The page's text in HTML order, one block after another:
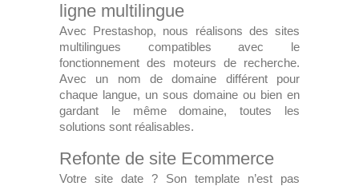
ligne multilingue
Avec Prestashop, nous réalisons des sites
multilingues compatibles avec le
fonctionnement des moteurs de recherche.
Avec un nom de domaine différent pour
chaque langue, un sous domaine ou bien en
gardant le même domaine, toutes les
solutions sont réalisables.
Refonte de site Ecommerce
Votre site date ? Son template n’est pas